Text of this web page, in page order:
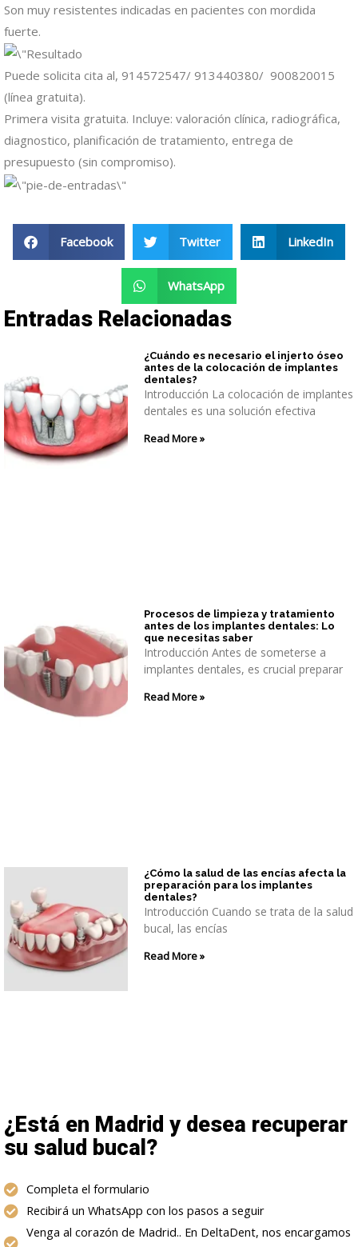
Son muy resistentes indicadas en pacientes con mordida
fuerte.
Puede solicita cita al, 914572547/ 913440380/ 900820015
(línea gratuita).
Primera visita gratuita. Incluye: valoración clínica, radiográfica,
diagnostico, planificación de tratamiento, entrega de
presupuesto (sin compromiso).
Facebook Twitter LinkedIn
WhatsApp
Entradas Relacionadas
¿Cuándo es necesario el injerto óseo
antes de la colocación de implantes
dentales?
Introducción La colocación de implantes
dentales es una solución efectiva
Read More »
Procesos de limpieza y tratamiento
antes de los implantes dentales: Lo
que necesitas saber
Introducción Antes de someterse a
implantes dentales, es crucial preparar
Read More »
¿Cómo la salud de las encías afecta la
preparación para los implantes
dentales?
Introducción Cuando se trata de la salud
bucal, las encías
Read More »
¿Está en Madrid y desea recuperar
su salud bucal?
Completa el formulario
Recibirá un WhatsApp con los pasos a seguir
Venga al corazón de Madrid.. En DeltaDent, nos encargamos